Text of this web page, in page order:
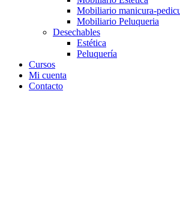
Mobiliario manicura-
Mobiliario Peluqueria
Desechables
Estética
Peluquería
Cursos
Mi cuenta
Contacto